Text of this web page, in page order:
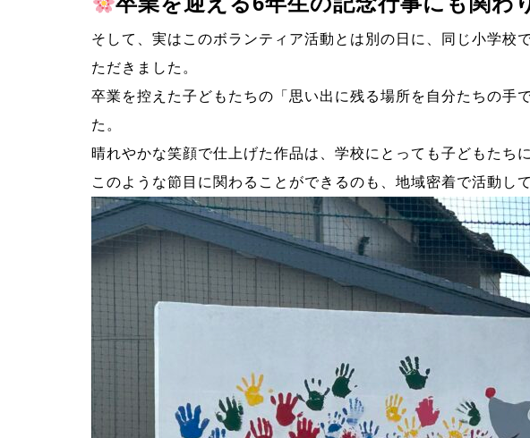
そして、実はこのボランティア活動とは別の日に、同じ小学
ただきました。
卒業を控えた子どもたちの「思い出に残る場所を自分たちの手
た。
晴れやかな笑顔で仕上げた作品は、学校にとっても子どもたち
このような節目に関わることができるのも、地域密着で活動し